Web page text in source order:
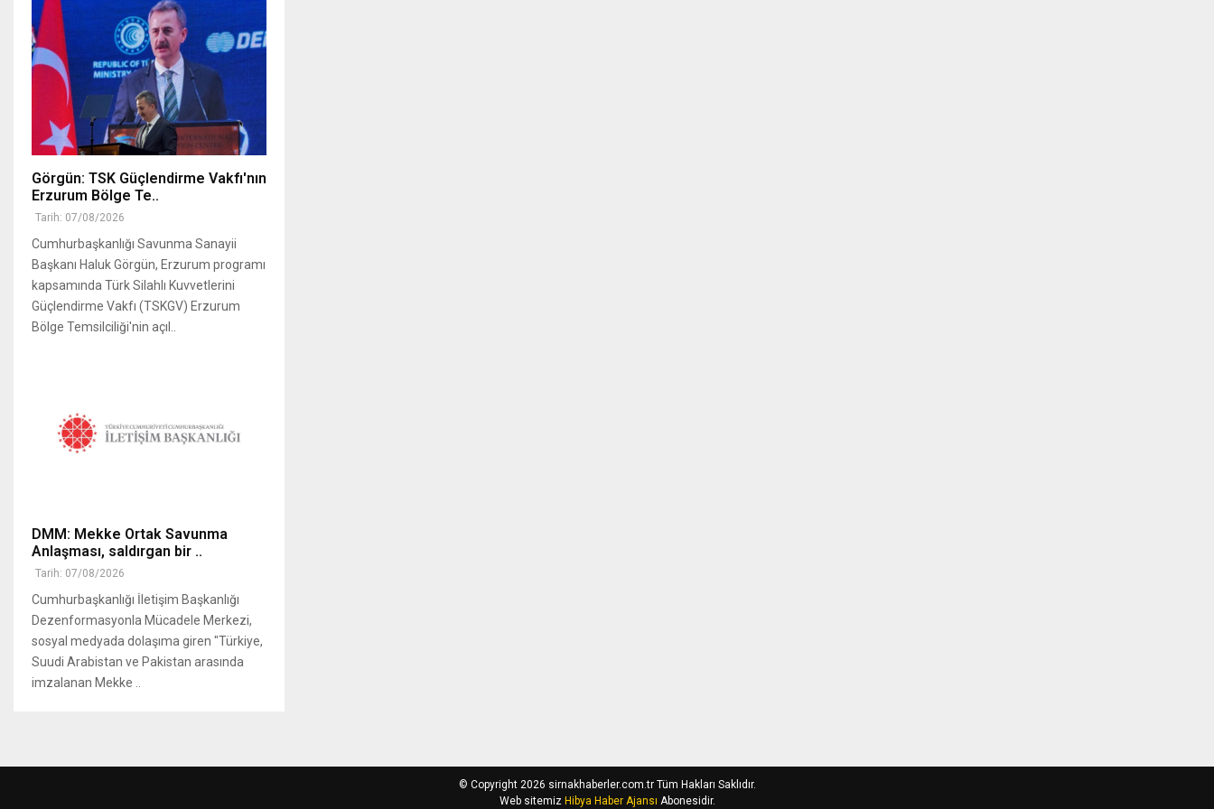
Görgün: TSK Güçlendirme Vakfı'nın
Erzurum Bölge Te..
Tarih: 07/08/2026
Cumhurbaşkanlığı Savunma Sanayii
Başkanı Haluk Görgün, Erzurum programı
kapsamında Türk Silahlı Kuvvetlerini
Güçlendirme Vakfı (TSKGV) Erzurum
Bölge Temsilciliği'nin açıl..
DMM: Mekke Ortak Savunma
Anlaşması, saldırgan bir ..
Tarih: 07/08/2026
Cumhurbaşkanlığı İletişim Başkanlığı
Dezenformasyonla Mücadele Merkezi,
sosyal medyada dolaşıma giren "Türkiye,
Suudi Arabistan ve Pakistan arasında
imzalanan Mekke ..
© Copyright 2026 sirnakhaberler.com.tr Tüm Hakları Saklıdır.
Web sitemiz Hibya Haber Ajansı Abonesidir.